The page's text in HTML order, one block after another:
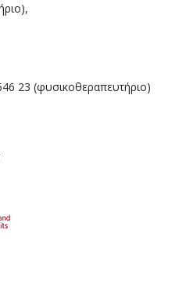
23 (φυσικοθεραπευτήριο)